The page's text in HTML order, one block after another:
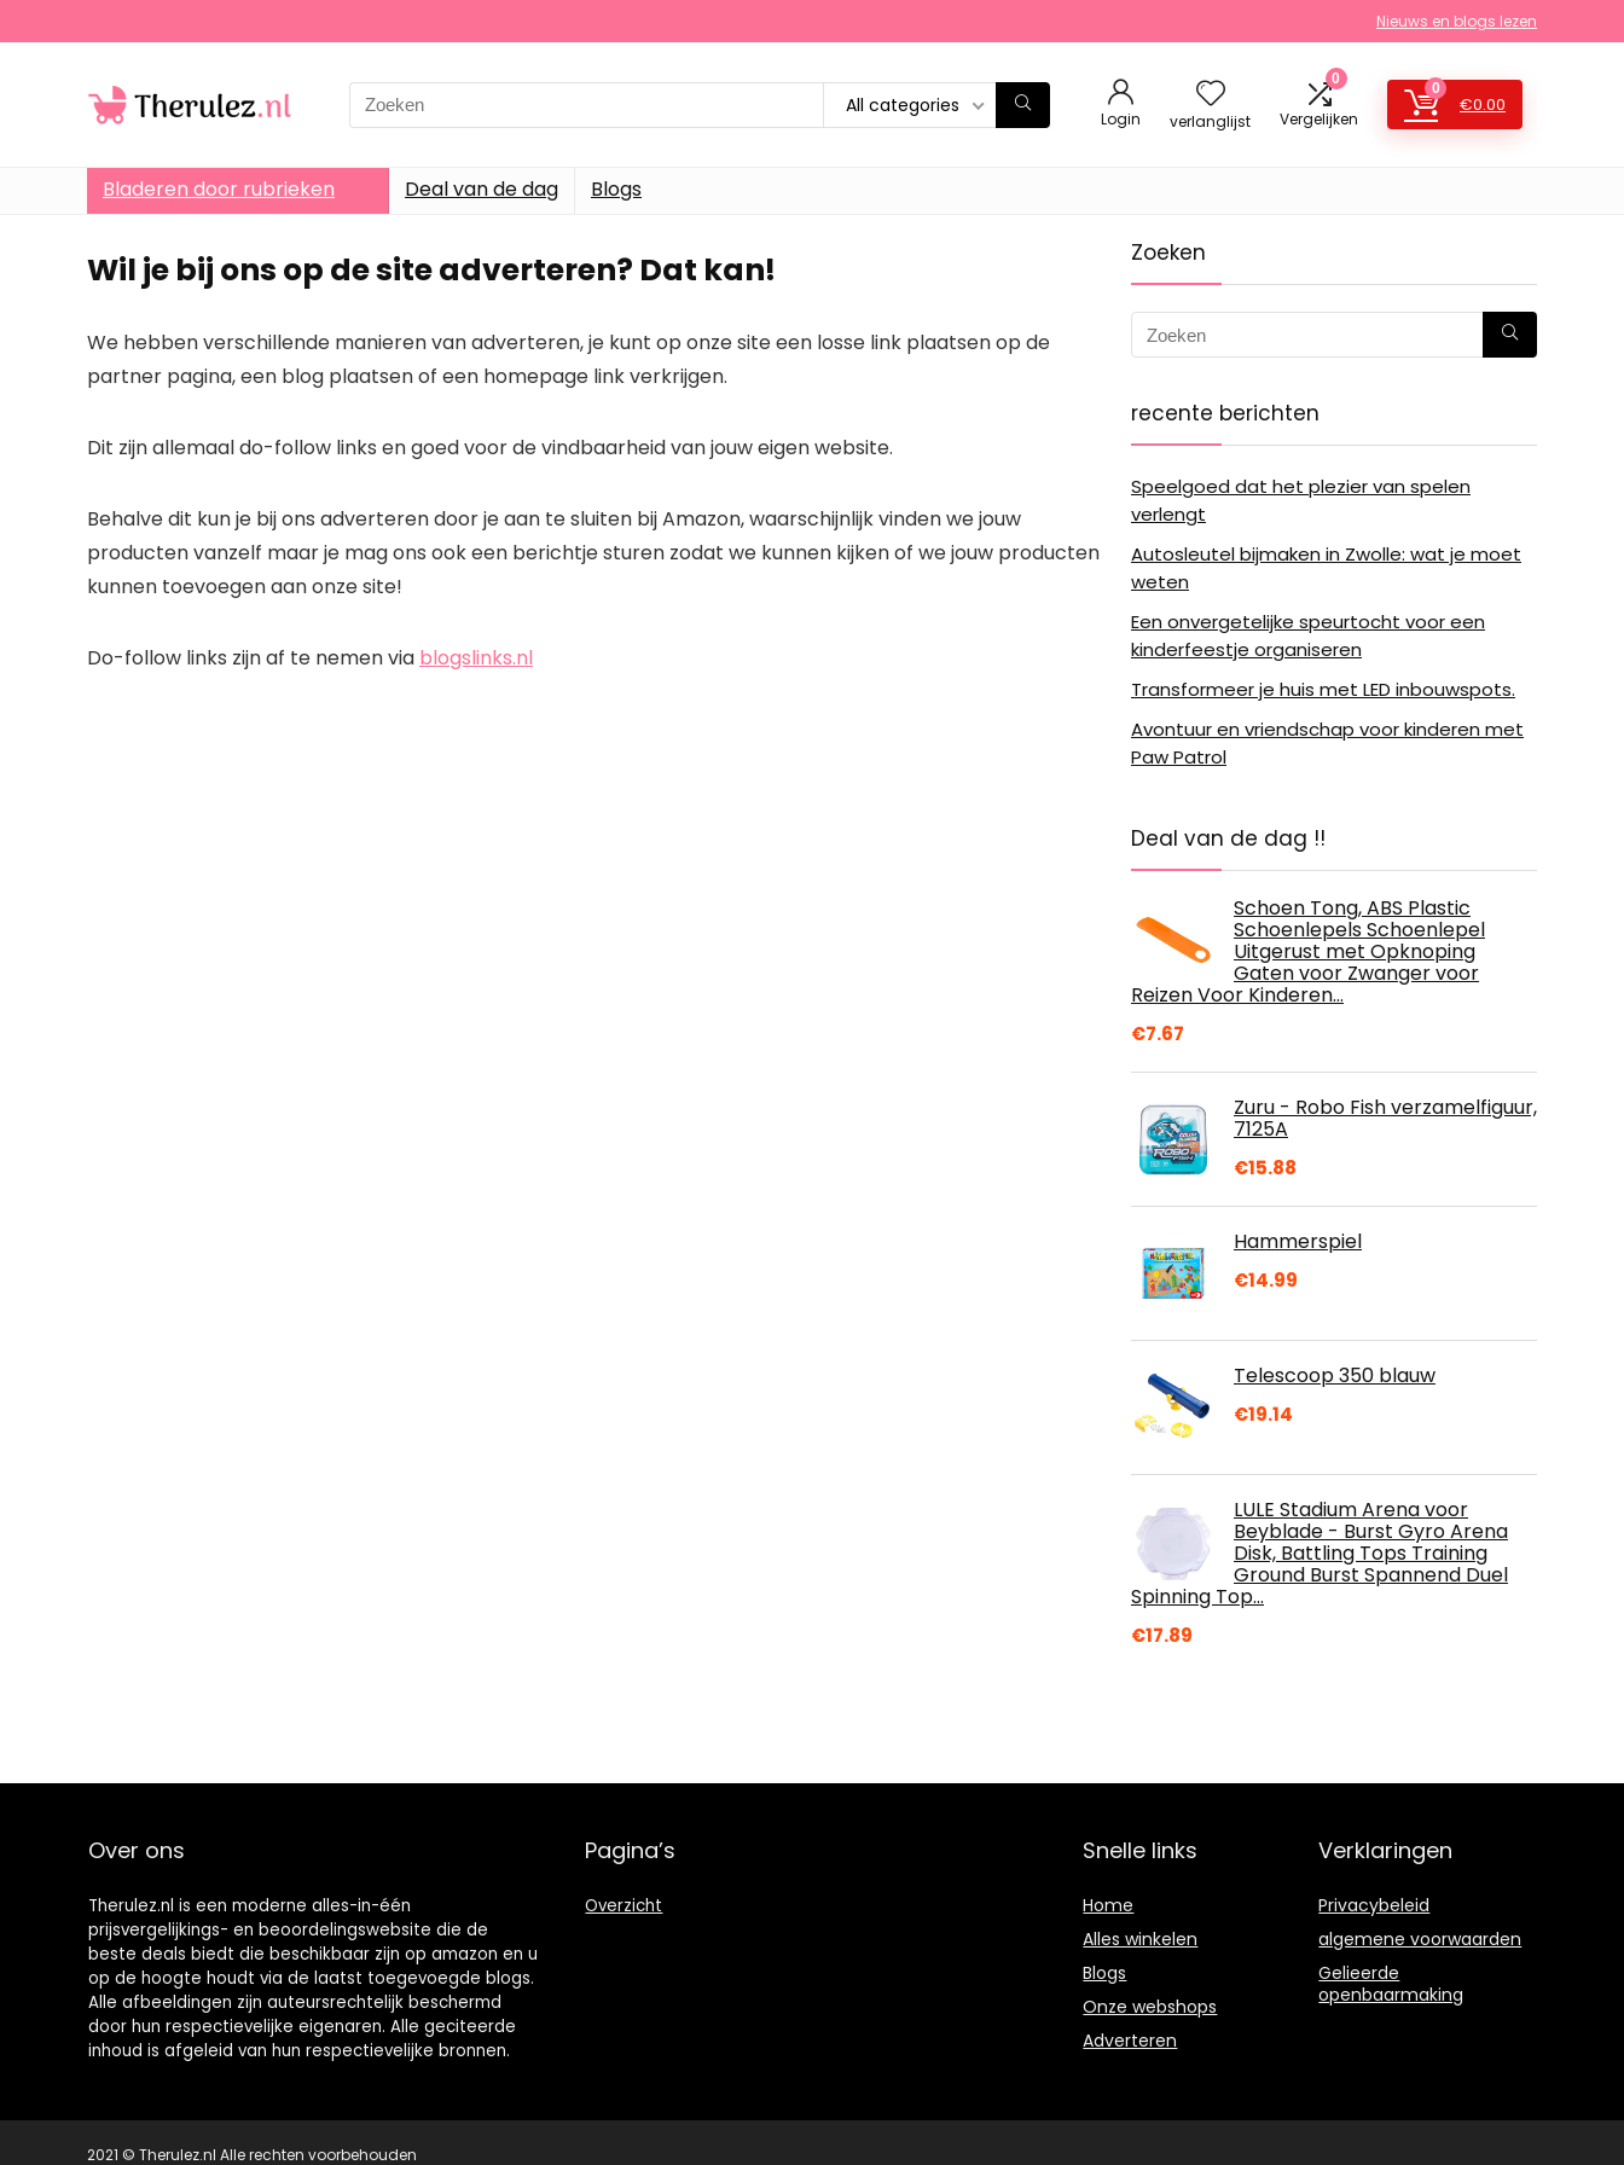
Nieuws en blogs lezen
Search
for:
All categories
Login verlanglijst
0
Vergelijken
0
€0.00
Bladeren door rubrieken Deal van de dag Blogs
Wil je bij ons op de site adverteren? Dat kan!
We hebben verschillende manieren van adverteren, je kunt op onze site een losse link plaatsen op de
partner pagina, een blog plaatsen of een homepage link verkrijgen.
Dit zijn allemaal do-follow links en goed voor de vindbaarheid van jouw eigen website.
Behalve dit kun je bij ons adverteren door je aan te sluiten bij Amazon, waarschijnlijk vinden we jouw
producten vanzelf maar je mag ons ook een berichtje sturen zodat we kunnen kijken of we jouw producten
kunnen toevoegen aan onze site!
Do-follow links zijn af te nemen via blogslinks.nl
Zoeken
recente berichten
Speelgoed dat het plezier van spelen
verlengt
Autosleutel bijmaken in Zwolle: wat je moet
weten
Een onvergetelijke speurtocht voor een
kinderfeestje organiseren
Transformeer je huis met LED inbouwspots.
Avontuur en vriendschap voor kinderen met
Paw Patrol
Deal van de dag !!
Schoen Tong, ABS Plastic
Schoenlepels Schoenlepel
Uitgerust met Opknoping
Gaten voor Zwanger voor
Reizen Voor Kinderen…
€7.67
Zuru - Robo Fish verzamelfiguur,
7125A
€15.88
Hammerspiel
€14.99
Telescoop 350 blauw
€19.14
LULE Stadium Arena voor
Beyblade - Burst Gyro Arena
Disk, Battling Tops Training
Ground Burst Spannend Duel
Spinning Top…
€17.89
Over ons
Therulez.nl is een moderne alles-in-één
prijsvergelijkings- en beoordelingswebsite die de
beste deals biedt die beschikbaar zijn op amazon en u
op de hoogte houdt via de laatst toegevoegde blogs.
Alle afbeeldingen zijn auteursrechtelijk beschermd
door hun respectievelijke eigenaren. Alle geciteerde
inhoud is afgeleid van hun respectievelijke bronnen.
Pagina’s
Overzicht
Snelle links
Home
Alles winkelen
Blogs
Onze webshops
Adverteren
Verklaringen
Privacybeleid
algemene voorwaarden
Gelieerde
openbaarmaking
2021 © Therulez.nl Alle rechten voorbehouden